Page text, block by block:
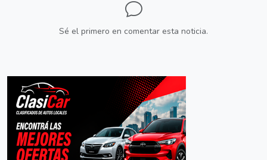
Sé el primero en comentar esta noticia.